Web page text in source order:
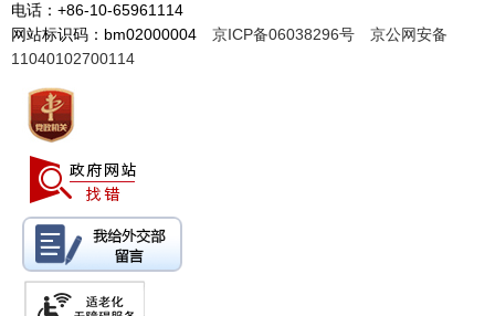
电话：+86-10-65961114
网站标识码：bm02000004 京ICP备06038296号
京公网安备
11040102700114